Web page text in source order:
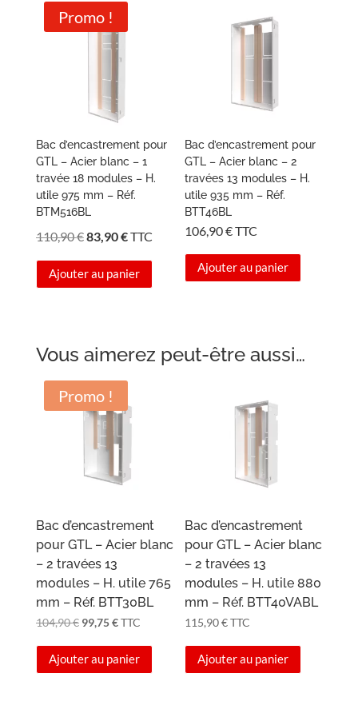
Promo !
Bac d’encastrement pour
GTL – Acier blanc – 1
travée 18 modules – H.
utile 975 mm – Réf.
BTM516BL
110,90€Le
initial
83,90€Le
actuel
TTC
Ajouter au panier
Bac d’encastrement pour
GTL – Acier blanc – 2
travées 13 modules – H.
utile 935 mm – Réf.
BTT46BL
106,90€TTC
Ajouter au panier
Vous aimerez peut-être aussi…
Promo !
Bac d’encastrement
pour GTL – Acier blanc
– 2 travées 13
modules – H. utile 765
mm – Réf. BTT30BL
104,90€ Le
initial
99,75€Le
actuel
TTC
Ajouter au panier
Bac d’encastrement
pour GTL – Acier blanc
– 2 travées 13
modules – H. utile 880
mm – Réf. BTT40VABL
115,90€TTC
Ajouter au panier